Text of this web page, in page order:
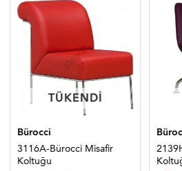
TÜKENDI
TÜKENDI
Bürocci
3116A-Bürocci Misafir
Koltuğu